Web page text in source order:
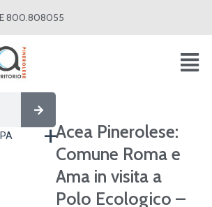
800.808055
Cerca
Acea Pinerolese:
Comune Roma e
Ama in visita a
Polo Ecologico –